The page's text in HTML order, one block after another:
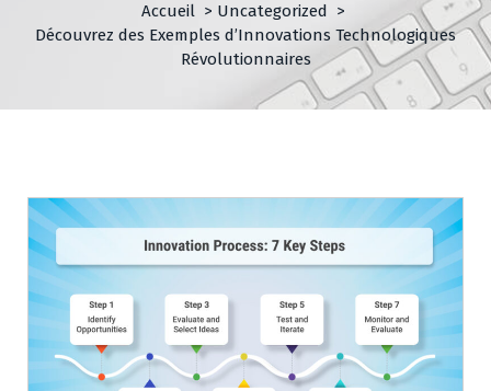
Accueil > Uncategorized >
Découvrez des Exemples d’Innovations Technologiques
Révolutionnaires